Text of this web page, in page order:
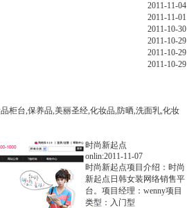
2011-11-04
2011-11-01
2011-10-30
2011-10-29
2011-10-29
2011-10-29
柜台,保养品,美丽圣经,化妆品,防晒,洗面乳,化妆
时尚新起点
onlin:2011-11-07
时尚新起点项目介绍：时尚
新起点日韩女装网络销售平
台。项目经理：wenny项目
类型：入门型